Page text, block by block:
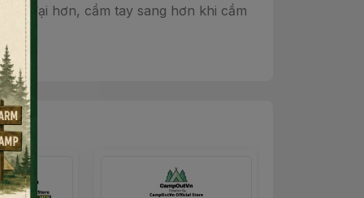
đại hơn, cầm tay sang hơn khi cầm